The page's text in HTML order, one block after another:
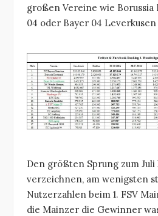
großen Vereine wie Borussia
04 oder Bayer 04
Den größten Sprung zum
verzeichnen, am wenigsten
Nutzerzahlen beim 1. FSV
die Mainzer die Gewinner